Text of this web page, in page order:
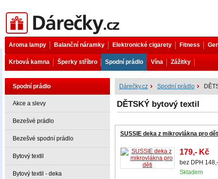
Dárečky.cz
Aroma lampy Balanční náramky Elektronické cigarety Fitness
Krbová kamna Šperky stříbro Spodní prádlo Vína Zážitky
Spodní prádlo
Akce a slevy
Bezešvé prádlo
Bezešvé spodní prádlo
Bytový textil
Bytový textil - deka
Dárečky.cz Spodní prádlo
DĚTSKÝ bytový textil
SUSSIE deka z mikrovlákna pro
179,- Kč
bez DPH 148,-
Skladem